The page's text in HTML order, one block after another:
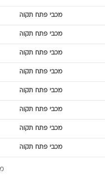
מכבי פתח תקוה
מכבי פתח תקוה
מכבי פתח תקוה
מכבי פתח תקוה
מכבי פתח תקוה
מכבי פתח תקוה
מכבי פתח תקוה
מכבי פתח תקוה